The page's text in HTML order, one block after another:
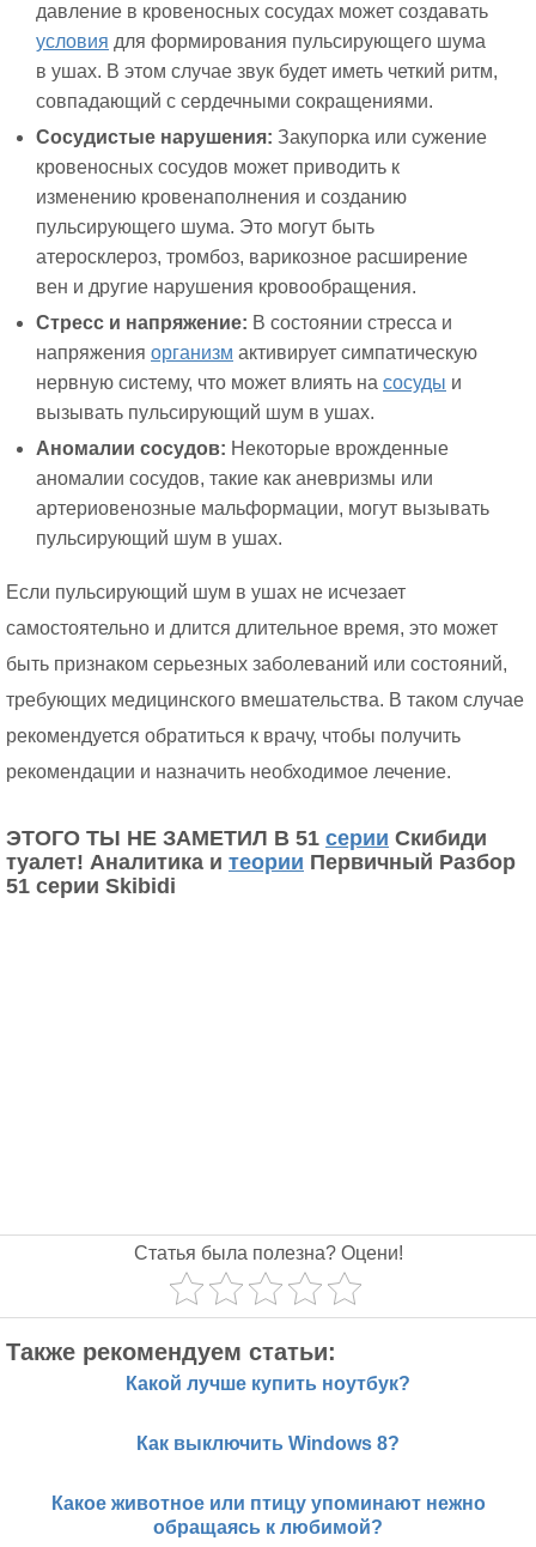
давление в кровеносных сосудах может создавать
условия для формирования пульсирующего шума
в ушах. В этом случае звук будет иметь четкий ритм,
совпадающий с сердечными сокращениями.
Сосудистые нарушения: Закупорка или сужение
кровеносных сосудов может приводить к
изменению кровенаполнения и созданию
пульсирующего шума. Это могут быть
атеросклероз, тромбоз, варикозное расширение
вен и другие нарушения кровообращения.
Стресс и напряжение: В состоянии стресса и
напряжения организм активирует симпатическую
нервную систему, что может влиять на сосуды и
вызывать пульсирующий шум в ушах.
Аномалии сосудов: Некоторые врожденные
аномалии сосудов, такие как аневризмы или
артериовенозные мальформации, могут вызывать
пульсирующий шум в ушах.
Если пульсирующий шум в ушах не исчезает
самостоятельно и длится длительное время, это может
быть признаком серьезных заболеваний или состояний,
требующих медицинского вмешательства. В таком случае
рекомендуется обратиться к врачу, чтобы получить
рекомендации и назначить необходимое лечение.
ЭТОГО ТЫ НЕ ЗАМЕТИЛ В 51 серии Скибиди
туалет! Аналитика и теории Первичный Разбор
51 серии Skibidi
Статья была полезна? Оцени!
Также рекомендуем статьи:
Какой лучше купить ноутбук?
Как выключить Windows 8?
Какое животное или птицу упоминают нежно
обращаясь к любимой?